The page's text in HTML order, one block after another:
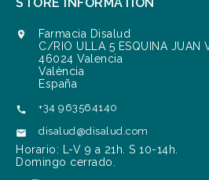

Farmacia Disalud
C/RIO ULLA 5 ESQUINA JUAN
46024 Valencia
València
España
 +34 963564140
 disalud@disalud.com
Horario: L-V 9 a 21h. S 10-14h.
Domingo cerrado.